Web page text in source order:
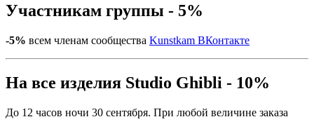
Участникам группы - 5%
-5% всем членам сообщества Kunstkam ВКонтакте
На все изделия Studio Ghibli - 10%
До 12 часов ночи 30 сентября. При любой величине заказа